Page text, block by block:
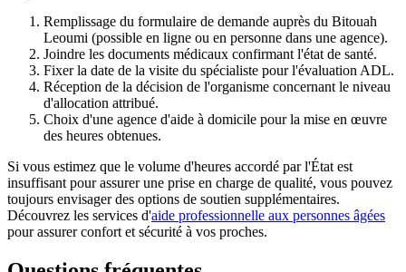
Remplissage du formulaire de demande auprès du Bitouah
Leoumi (possible en ligne ou en personne dans une agence).
Joindre les documents médicaux confirmant l'état de santé.
Fixer la date de la visite du spécialiste pour l'évaluation ADL.
Réception de la décision de l'organisme concernant le niveau
d'allocation attribué.
Choix d'une agence d'aide à domicile pour la mise en œuvre
des heures obtenues.
Si vous estimez que le volume d'heures accordé par l'État est
insuffisant pour assurer une prise en charge de qualité, vous pouvez
toujours envisager des options de soutien supplémentaires.
Découvrez les services d'aide professionnelle aux personnes âgées
pour assurer confort et sécurité à vos proches.